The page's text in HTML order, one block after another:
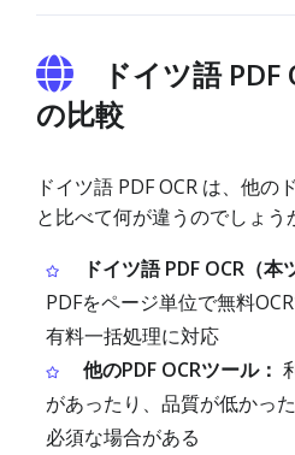
ドイツ語
の比較
ドイツ語 PDF OCR は、他の
と比べて何が違うのでしょう
ドイツ語 PDF OCR（本
PDFをページ単位で無料
有料一括処理に対応
他のPDF OCRツール：
があったり、品質が低かっ
必須な場合がある